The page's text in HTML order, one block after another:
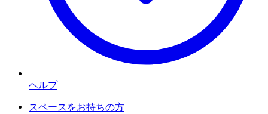
ヘルプ
スペースをお持ちの方